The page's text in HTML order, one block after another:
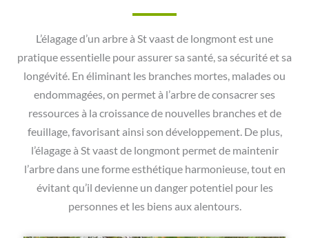
L’élagage d’un arbre à St vaast de longmont est une
pratique essentielle pour assurer sa santé, sa sécurité et sa
longévité. En éliminant les branches mortes, malades ou
endommagées, on permet à l’arbre de consacrer ses
ressources à la croissance de nouvelles branches et de
feuillage, favorisant ainsi son développement. De plus,
l’élagage à St vaast de longmont permet de maintenir
l’arbre dans une forme esthétique harmonieuse, tout en
évitant qu’il devienne un danger potentiel pour les
personnes et les biens aux alentours.